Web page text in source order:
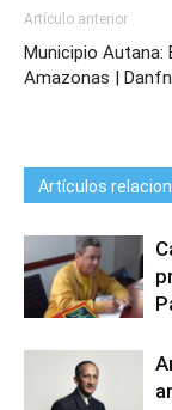
Artículo anterior
Municipio Autana:
Amazonas |
Artículos